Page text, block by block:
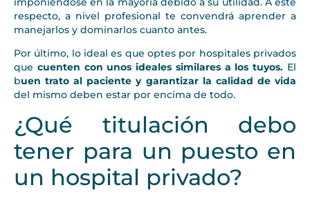
respecto, a nivel profesional te convendrá aprender a
manejarlos y dominarlos cuanto antes.
Por último, lo ideal es que optes por hospitales privados
que cuenten con unos ideales similares a los tuyos. El
buen trato al paciente y garantizar la calidad de vida
del mismo deben estar por encima de todo.
¿Qué titulación debo
tener para un puesto en
un hospital privado?